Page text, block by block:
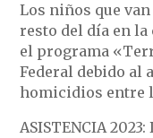
Los niños que
resto del día en
el programa
Federal debido al
homicidios entre
ASISTENCIA